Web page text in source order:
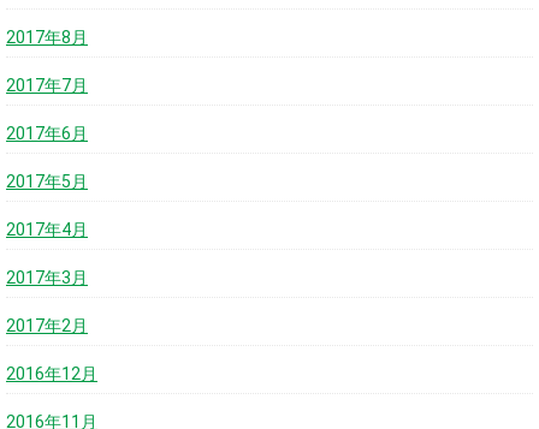
2017年8月
2017年7月
2017年6月
2017年5月
2017年4月
2017年3月
2017年2月
2016年12月
2016年11月